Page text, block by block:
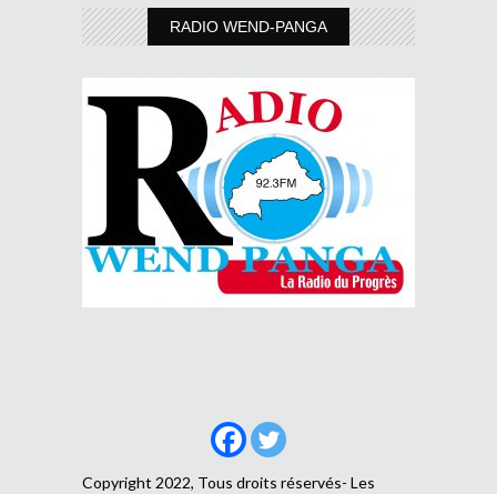
RADIO WEND-PANGA
Copyright 2022, Tous droits réservés- Les